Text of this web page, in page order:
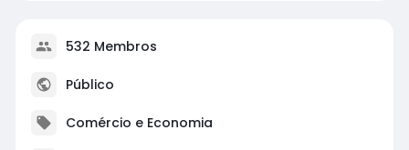
532 Membros
Público
Comércio e Economia